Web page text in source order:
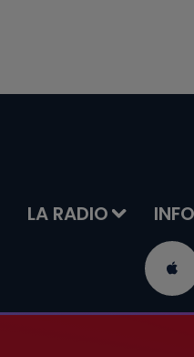
LA RADIO